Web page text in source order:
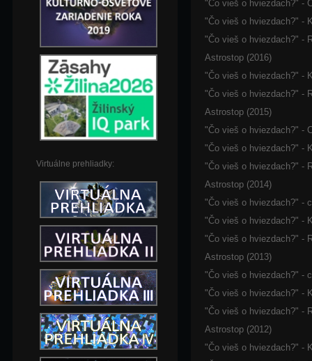
Virtuálne prehliadky:
"Čo vieš o hviezdach?" -
"Čo vieš o hviezdach?" -
"Čo vieš o hviezdach?" -
Astrostop (2016)
"Čo vieš o hviezdach?" -
"Čo vieš o hviezdach?" -
Astrostop (2015)
"Čo vieš o hviezdach?" -
"Čo vieš o hviezdach?" -
"Čo vieš o hviezdach?" -
Astrostop (2014)
"Čo vieš o hviezdach?" -
"Čo vieš o hviezdach?" -
"Čo vieš o hviezdach?" -
Astrostop (2013)
"Čo vieš o hviezdach?" -
"Čo vieš o hviezdach?" -
"Čo vieš o hviezdach?" -
Astrostop (2012)
"Čo vieš o hviezdach?" -